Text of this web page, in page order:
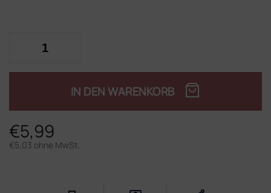
€5,99
€5,03 ohne MwSt.
IN DEN WARENKORB